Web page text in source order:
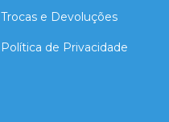
Trocas e Devoluções
Política de Privacidade